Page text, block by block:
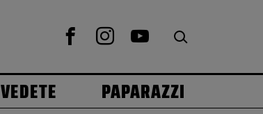
VEDETE PAPARAZZI